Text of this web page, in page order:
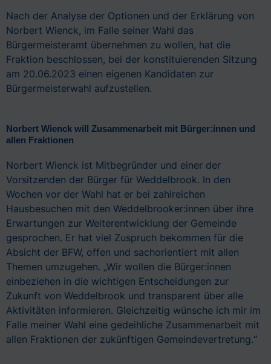
Nach der Analyse der Optionen und der Erklärung von
Norbert Wienck, im Falle seiner Wahl das
Bürgermeisteramt übernehmen zu wollen, hat die
Fraktion beschlossen, bei der konstituierenden Sitzung
am 20.06.2023 einen eigenen Kandidaten zur
Bürgermeisterwahl aufzustellen.
Norbert Wienck will Zusammenarbeit mit Bürger:innen und
allen Fraktionen
Norbert Wienck ist Mitbegründer und einer der
Vorsitzenden der Bürger für Weddelbrook. In den
Wochen vor der Wahl hat er bei zahlreichen
Hausbesuchen mit den Weddelbrooker:innen über ihre
Erwartungen zur Weiterentwicklung der Gemeinde
gesprochen. Er hat viel Zuspruch bekommen für die
Absicht der BFW, offen und sachorientiert mit allen
Themen umzugehen. „Wir wollen die Bürger:innen
einbeziehen in die wichtigen Entscheidungen zur
Zukunft von Weddelbrook und transparent über alle
Aktivitäten informieren. Gleichzeitig wünsche ich mir im
Falle meiner Wahl eine gedeihliche Zusammenarbeit mit
allen Fraktionen der zukünftigen Gemeindevertretung.“